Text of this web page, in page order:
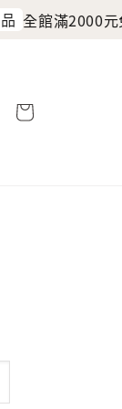
全館滿2000元免